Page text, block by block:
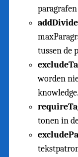
tussen de
worden
tonen in